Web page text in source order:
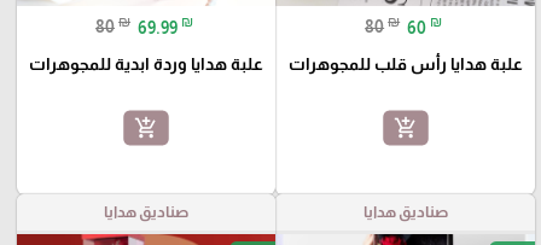
80 ₪ 60 ₪
علبة هدايا رأس قلب للمجوهرات
add_shopping_cart
80 ₪ 69.99 ₪
علبة هدايا وردة ابدية للمجوهرات
add_shopping_cart
صناديق هدايا صناديق هدايا